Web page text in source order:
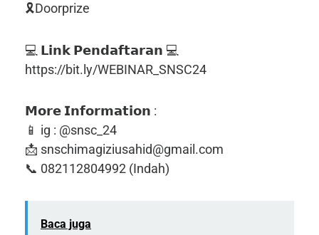
🎗Doorprize
💻 𝗟𝗶𝗻𝗸 𝗣𝗲𝗻𝗱𝗮𝗳𝘁𝗮𝗿𝗮𝗻 💻
https://bit.ly/WEBINAR_SNSC24
𝗠𝗼𝗿𝗲 𝗜𝗻𝗳𝗼𝗿𝗺𝗮𝘁𝗶𝗼𝗻 :
📱 ig : @snsc_24
📩 snschimagiziusahid@gmail.com
📞 082112804992 (Indah)
Baca juga